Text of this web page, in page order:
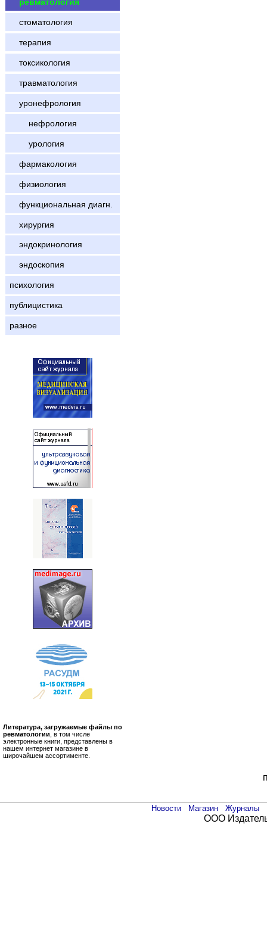
стоматология
терапия
токсикология
травматология
уронефрология
нефрология
урология
фармакология
физиология
функциональная диагн.
хирургия
эндокринология
эндоскопия
психология
публицистика
разное
Литература, загружаемые файлы по
ревматологии , в том числе
электронные книги, представлены в
нашем интернет магазине в
широчайшем ассортименте.
Новости Магазин Журналы
ООО